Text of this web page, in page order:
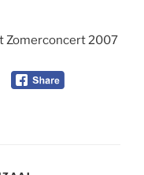
Zomerconcert 2007